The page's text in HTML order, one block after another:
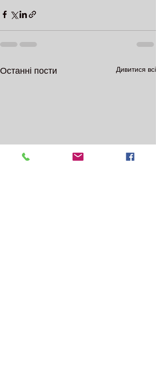
Останні пости Дивитися всі